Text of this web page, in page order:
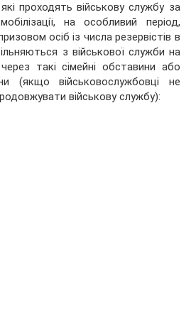
проходять військову службу за
на особливий період,
осіб із числа резервістів в
з військової служби на
такі сімейні обставини або
(якщо військовослужбовці не
військову службу):